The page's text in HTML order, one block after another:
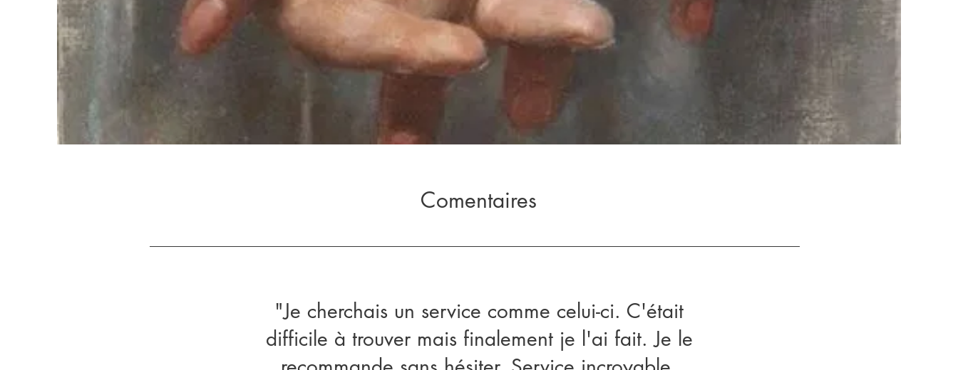
Comentaires
"Je cherchais un service comme celui-ci. C'était
difficile à trouver mais finalement je l'ai fait. Je le